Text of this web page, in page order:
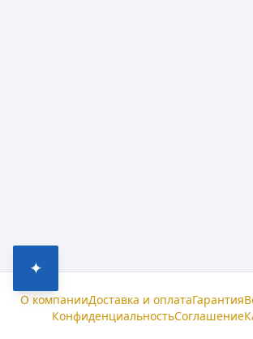
✦
О компанииДоставка и оплатаГарантия
КонфиденциальностьСоглашение